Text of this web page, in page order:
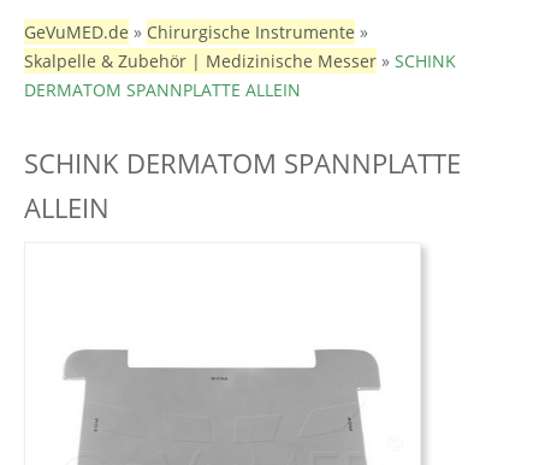
GeVuMED.de » Chirurgische Instrumente »
Skalpelle & Zubehör | Medizinische Messer » SCHINK
DERMATOM SPANNPLATTE ALLEIN
SCHINK DERMATOM SPANNPLATTE
ALLEIN